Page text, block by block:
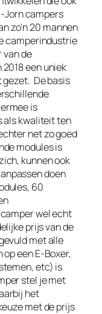
Jorn campers
zo’n 20 mannen
camperindustrie
van de
een uniek
gezet. De basis
is
als kwaliteit ten
net zo goed
modules is
kunnen ook
doen
60
wel echt
prijs van de
met alle
een E-Boxer,
etc) is
stel je met
het
met de prijs